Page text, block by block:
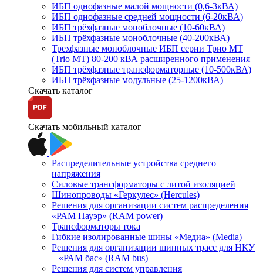
ИБП однофазные малой мощности (0,6-3кВА)
ИБП однофазные средней мощности (6-20кВА)
ИБП трёхфазные моноблочные (10-60кВА)
ИБП трёхфазные моноблочные (40-200кВА)
Трехфазные моноблочные ИБП серии Трио МТ
(Trio MT) 80-200 кВА расширенного применения
ИБП трёхфазные трансформаторные (10-500кВА)
ИБП трёхфазные модульные (25-1200кВА)
Скачать каталог
Скачать мобильный каталог
Распределительные устройства среднего
напряжения
Силовые трансформаторы с литой изоляцией
Шинопроводы «Геркулес» (Hercules)
Решения для организации систем распределения
«РАМ Пауэр» (RAM power)
Трансформаторы тока
Гибкие изолированные шины «Медиа» (Media)
Решения для организации шинных трасс для НКУ
– «РАМ бас» (RAM bus)
Решения для систем управления